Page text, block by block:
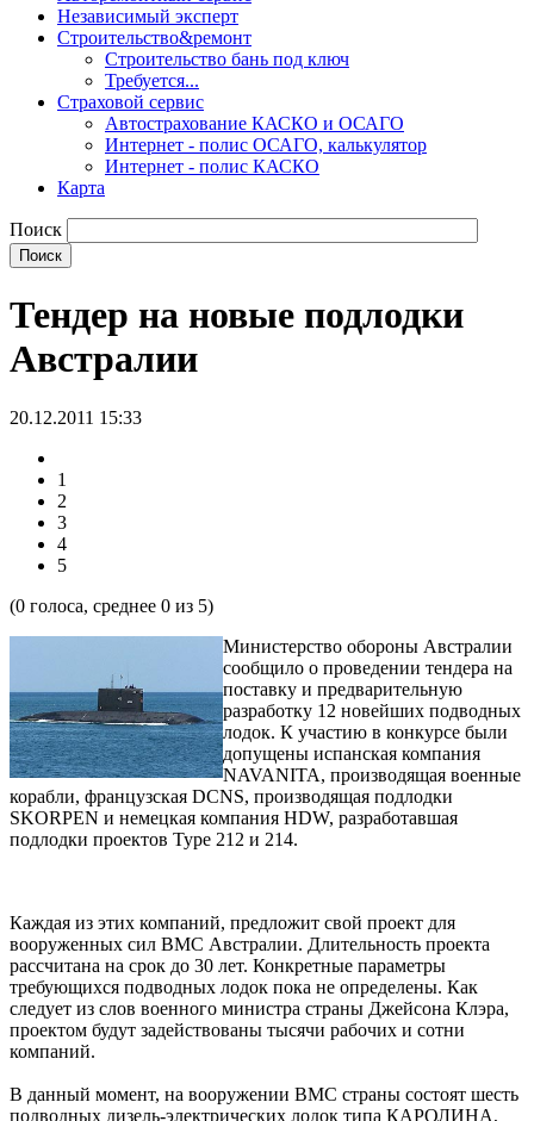
Независимый эксперт
Строительство&ремонт
Строительство бань под ключ
Требуется...
Страховой сервис
Автострахование КАСКО и ОСАГО
Интернет - полис ОСАГО, калькулятор
Интернет - полис КАСКО
Карта
Поиск
Тендер на новые подлодки
Австралии
20.12.2011 15:33
1
2
3
4
5
(0 голоса, среднее 0 из 5)
Министерство обороны Австралии
сообщило о проведении тендера на
поставку и предварительную
разработку 12 новейших подводных
лодок. К участию в конкурсе были
допущены испанская компания
NAVANITA, производящая военные
корабли, французская DCNS, производящая подлодки
SKORPEN и немецкая компания HDW, разработавшая
подлодки проектов Type 212 и 214.
Каждая из этих компаний, предложит свой проект для
вооруженных сил ВМС Австралии. Длительность проекта
рассчитана на срок до 30 лет. Конкретные параметры
требующихся подводных лодок пока не определены. Как
следует из слов военного министра страны Джейсона Клэра,
проектом будут задействованы тысячи рабочих и сотни
компаний.
В данный момент, на вооружении ВМС страны состоят шесть
подводных дизель-электрических лодок типа КАРОЛИНА,